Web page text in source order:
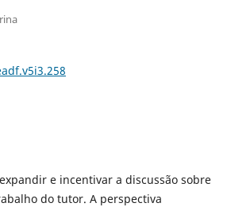
e incentivar a discussão sobre
do tutor. A perspectiva